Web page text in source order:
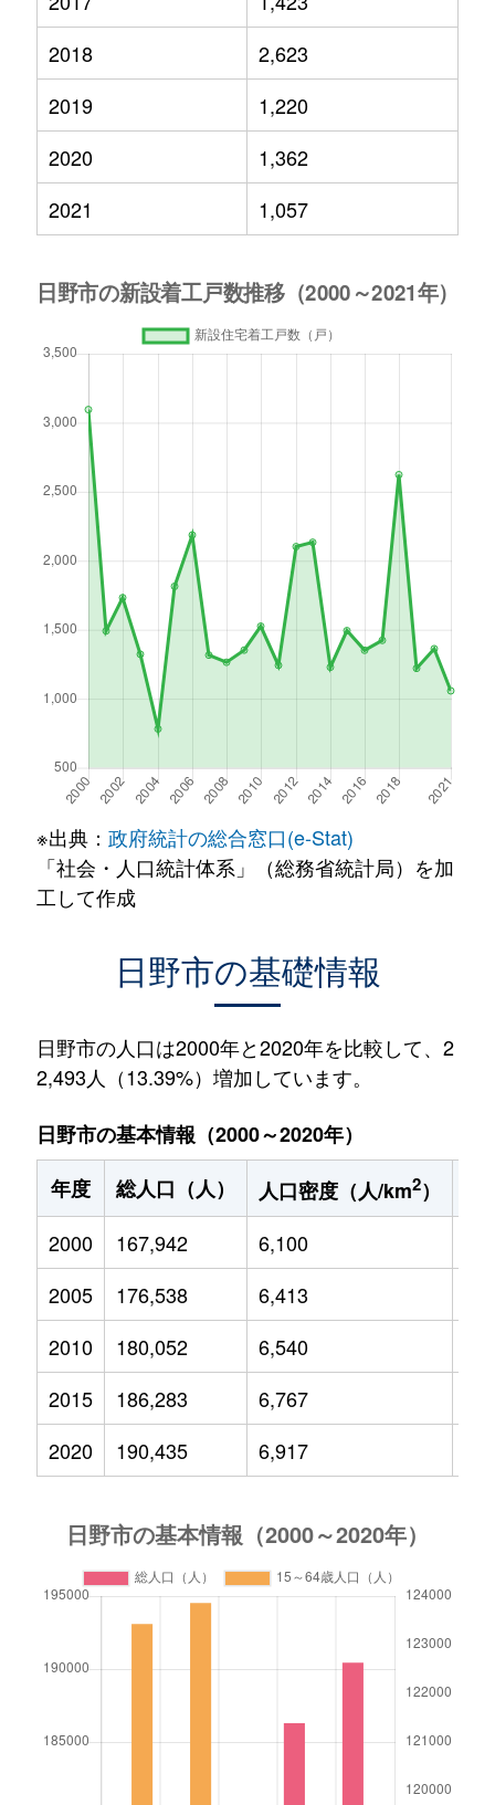
2018
2,623
2019
1,220
2020
1,362
2021
1,057
※出典： 政府統計の総合窓口(e-Stat)
「社会・人口統計体系」（総務省統計局）を加
工して作成
日野市の基礎情報
日野市の人口は2000年と2020年を比較して、2
2,493人（13.39%）増加しています。
日野市の基本情報（2000～2020年）
年度
総人口（人） 人口密度（人/km2）
2000
167,942 6,100
2005
176,538 6,413
2010
180,052 6,540
2015
186,283 6,767
2020
190,435 6,917